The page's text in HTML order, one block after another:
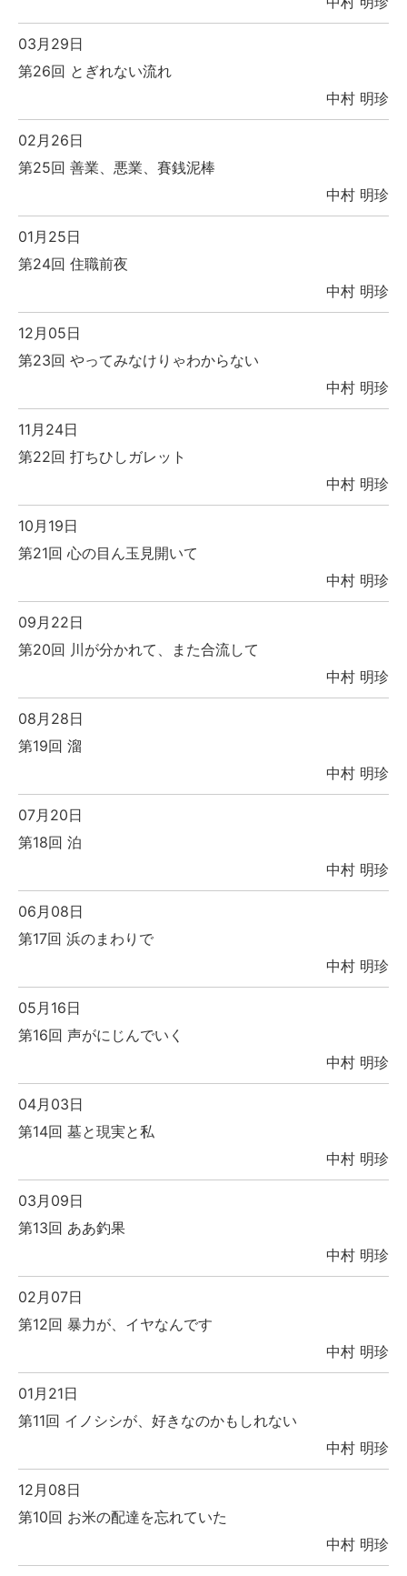
03月29日
第26回 とぎれない流れ
中村 明珍
02月26日
第25回 善業、悪業、賽銭泥棒
中村 明珍
01月25日
第24回 住職前夜
中村 明珍
12月05日
第23回 やってみなけりゃわからない
中村 明珍
11月24日
第22回 打ちひしガレット
中村 明珍
10月19日
第21回 心の目ん玉見開いて
中村 明珍
09月22日
第20回 川が分かれて、また合流して
中村 明珍
08月28日
第19回 溜
中村 明珍
07月20日
第18回 泊
中村 明珍
06月08日
第17回 浜のまわりで
中村 明珍
05月16日
第16回 声がにじんでいく
中村 明珍
04月03日
第14回 墓と現実と私
中村 明珍
03月09日
第13回 ああ釣果
中村 明珍
02月07日
第12回 暴力が、イヤなんです
中村 明珍
01月21日
第11回 イノシシが、好きなのかもしれない
中村 明珍
12月08日
第10回 お米の配達を忘れていた
中村 明珍